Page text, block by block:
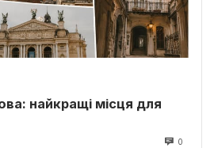
найкращі місця для
0